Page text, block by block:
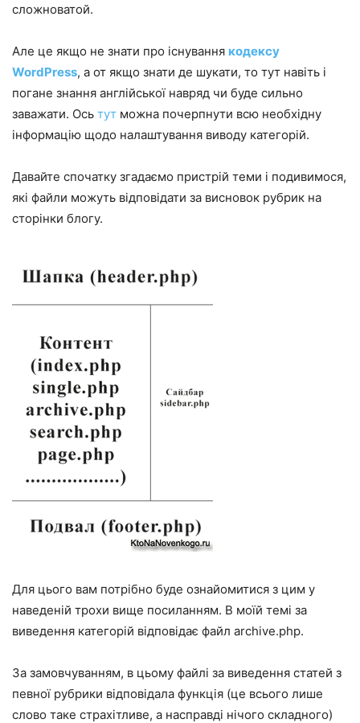
сложноватой.
Але це якщо не знати про існування кодексу
WordPress, а от якщо знати де шукати, то тут навіть і
погане знання англійської навряд чи буде сильно
заважати. Ось тут можна почерпнути всю необхідну
інформацію щодо налаштування виводу категорій.
Давайте спочатку згадаємо пристрій теми і подивимося,
які файли можуть відповідати за висновок рубрик на
сторінки блогу.
Для цього вам потрібно буде ознайомитися з цим у
наведеній трохи вище посиланням. В моїй темі за
виведення категорій відповідає файл archive.php.
За замовчуванням, в цьому файлі за виведення статей з
певної рубрики відповідала функція (це всього лише
слово таке страхітливе, а насправді нічого складного)